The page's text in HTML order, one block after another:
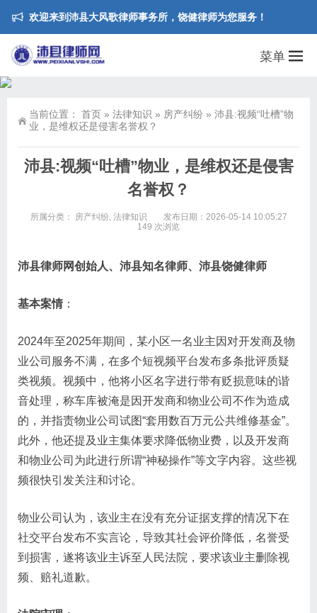
欢迎来到沛县大风歌律师事务所，饶健律师为您服务！
菜单
当前位置： 首页 » 法律知识 » 房产纠纷 » 沛县:视频“吐槽”物
业，是维权还是侵害名誉权？
沛县:视频“吐槽”物业，是维权还是侵害
名誉权？
所属分类： 房产纠纷, 法律知识
发布日期：2026-05-14 10:05:27
149 次浏览
沛县律师网创始人、沛县知名律师、沛县饶健律师
基本案情：
2024年至2025年期间，某小区一名业主因对开发商及物
业公司服务不满，在多个短视频平台发布多条批评质疑
类视频。视频中，他将小区名字进行带有贬损意味的谐
音处理，称车库被淹是因开发商和物业公司不作为造成
的，并指责物业公司试图“套用数百万元公共维修基金”。
此外，他还提及业主集体要求降低物业费，以及开发商
和物业公司为此进行所谓“神秘操作”等文字内容。这些视
频很快引发关注和讨论。
物业公司认为，该业主在没有充分证据支撑的情况下在
社交平台发布不实言论，导致其社会评价降低，名誉受
到损害，遂将该业主诉至人民法院，要求该业主删除视
频、赔礼道歉。